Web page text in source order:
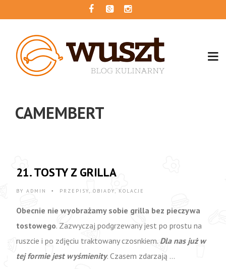
CAMEMBERT
21. TOSTY Z GRILLA
BY ADMIN • PRZEPISY, OBIADY, KOLACJE
Obecnie nie wyobrażamy sobie grilla bez pieczywa
tostowego. Zazwyczaj podgrzewany jest po prostu na
ruszcie i po zdjęciu traktowany czosnkiem. Dla nas już w
tej formie jest wyśmienity. Czasem zdarzają …